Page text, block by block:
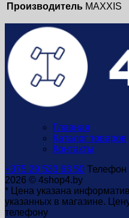
Производитель MAXXIS
Главная
Каталог товаров
Контакты
+375 29 533 63 50 Телефон
2026 © 4shop4.by
* Цена указана
указанных в магазине.
телефону